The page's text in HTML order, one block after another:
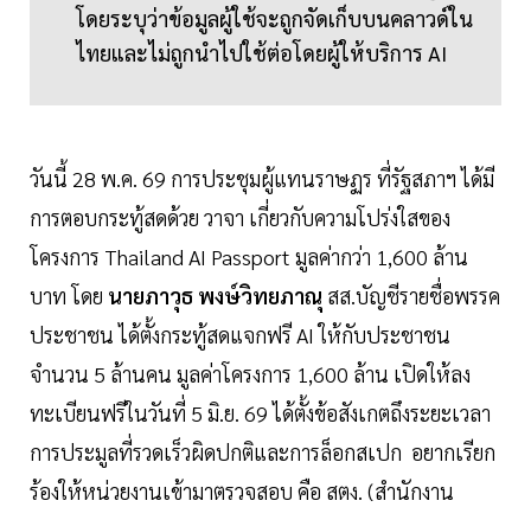
โดยระบุว่าข้อมูลผู้ใช้จะถูกจัดเก็บบนคลาวด์ใน
ไทยและไม่ถูกนำไปใช้ต่อโดยผู้ให้บริการ AI
วันนี้ 28 พ.ค. 69 การประชุมผู้แทนราษฏร ที่รัฐสภาฯ ได้มี
การตอบกระทู้สดด้วย วาจา เกี่ยวกับความโปร่งใสของ
โครงการ Thailand AI Passport มูลค่ากว่า 1,600 ล้าน
บาท โดย นายภาวุธ พงษ์วิทยภาณุ สส.บัญชีรายชื่อพรรค
ประชาชน ได้ตั้งกระทู้สดแจกฟรี AI ให้กับประชาชน
จำนวน 5 ล้านคน มูลค่าโครงการ 1,600 ล้าน เปิดให้ลง
ทะเบียนฟรีในวันที่ 5 มิ.ย. 69 ได้ตั้งข้อสังเกตถึงระยะเวลา
การประมูลที่รวดเร็วผิดปกติและการล็อกสเปก อยากเรียก
ร้องให้หน่วยงานเข้ามาตรวจสอบ คือ สตง. (สำนักงาน